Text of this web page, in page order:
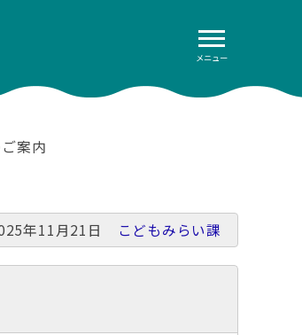
メニュー
案内
年11月21日 こどもみらい課